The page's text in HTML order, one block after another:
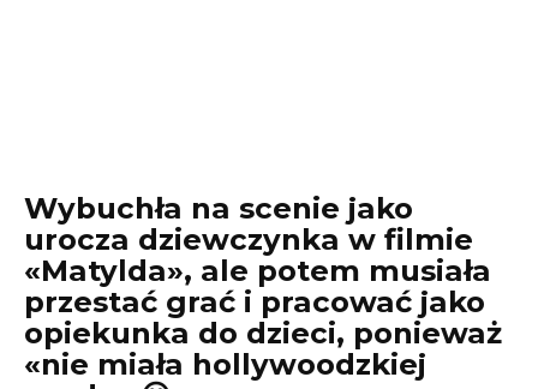
Wybuchła na scenie jako
urocza dziewczynka w filmie
«Matylda», ale potem musiała
przestać grać i pracować jako
opiekunka do dzieci, ponieważ
«nie miała hollywoodzkiej